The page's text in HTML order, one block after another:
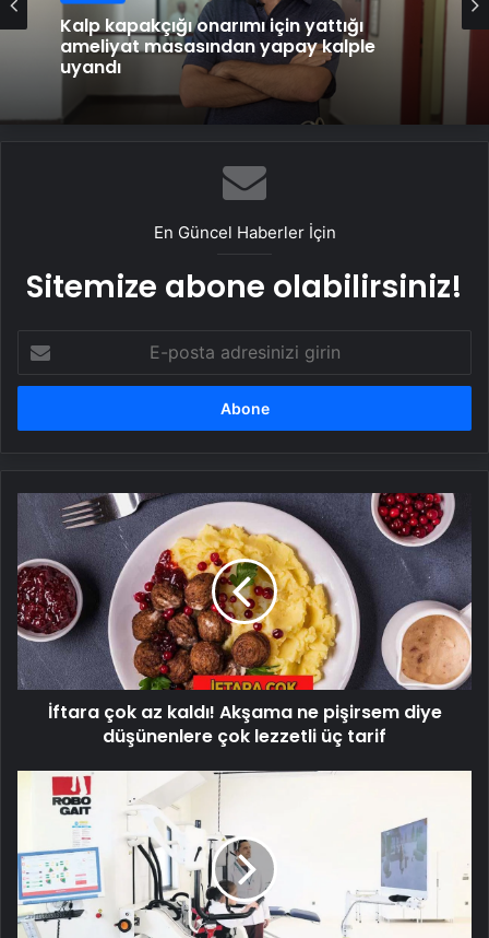
Kalp kapakçığı onarımı için yattığı
ameliyat masasından yapay kalple
uyandı
En Güncel Haberler İçin
Sitemize abone olabilirsiniz!
posta
adresinizi
İftara
çok
kaldı!
Akşama
ne
pişirsem
diye
düşünenlere
İftara çok az kaldı! Akşama ne pişirsem diye
düşünenlere çok lezzetli üç tarif
Yürüme
robotuyla
yeniden
adım